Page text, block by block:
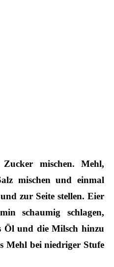
mischen. Mehl,
mischen und einmal
zur Seite stellen. Eier
schaumig schlagen,
Öl und die Milsch hinzu
Mehl bei niedriger Stufe